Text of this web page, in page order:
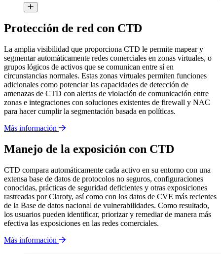
Protección de red con CTD
La amplia visibilidad que proporciona CTD le permite mapear y
segmentar automáticamente redes comerciales en zonas virtuales, o
grupos lógicos de activos que se comunican entre sí en
circunstancias normales. Estas zonas virtuales permiten funciones
adicionales como potenciar las capacidades de detección de
amenazas de CTD con alertas de violación de comunicación entre
zonas e integraciones con soluciones existentes de firewall y NAC
para hacer cumplir la segmentación basada en políticas.
Más información
Manejo de la exposición con CTD
CTD compara automáticamente cada activo en su entorno con una
extensa base de datos de protocolos no seguros, configuraciones
conocidas, prácticas de seguridad deficientes y otras exposiciones
rastreadas por Claroty, así como con los datos de CVE más recientes
de la Base de datos nacional de vulnerabilidades. Como resultado,
los usuarios pueden identificar, priorizar y remediar de manera más
efectiva las exposiciones en las redes comerciales.
Más información